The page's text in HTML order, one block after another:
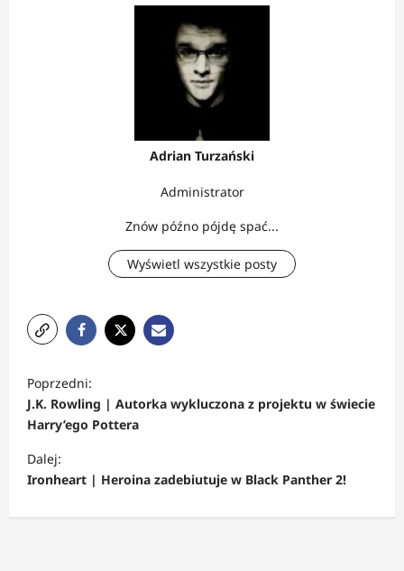
Adrian Turzański
Administrator
Znów późno pójdę spać...
Wyświetl wszystkie posty
o
b
a
c
z
Poprzedni:
J.K. Rowling | Autorka wykluczona z projektu w świecie
Harry’ego Pottera
Dalej:
Ironheart | Heroina zadebiutuje w Black Panther 2!